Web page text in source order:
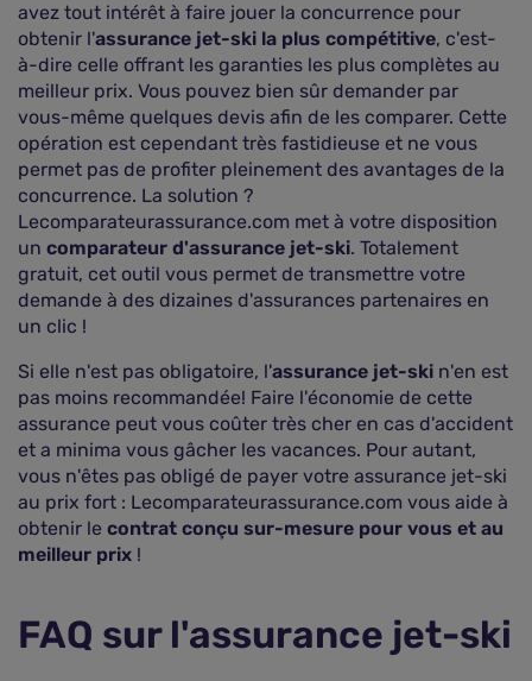
avez tout intérêt à faire jouer la concurrence pour
obtenir l'assurance jet-ski la plus compétitive, c'est-
à-dire celle offrant les garanties les plus complètes au
meilleur prix. Vous pouvez bien sûr demander par
vous-même quelques devis afin de les comparer. Cette
opération est cependant très fastidieuse et ne vous
permet pas de profiter pleinement des avantages de la
concurrence. La solution ?
Lecomparateurassurance.com met à votre disposition
un comparateur d'assurance jet-ski. Totalement
gratuit, cet outil vous permet de transmettre votre
demande à des dizaines d'assurances partenaires en
un clic !
Si elle n'est pas obligatoire, l'assurance jet-ski n'en est
pas moins recommandée! Faire l'économie de cette
assurance peut vous coûter très cher en cas d'accident
et a minima vous gâcher les vacances. Pour autant,
vous n'êtes pas obligé de payer votre assurance jet-ski
au prix fort : Lecomparateurassurance.com vous aide à
obtenir le contrat conçu sur-mesure pour vous et au
meilleur prix !
FAQ sur l'assurance jet-ski